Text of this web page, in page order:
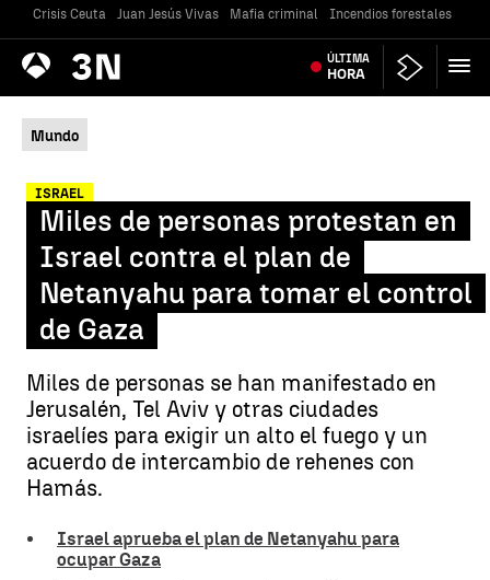
Crisis Ceuta Juan Jesús Vivas Mafia criminal Incendios forestales
Antena
3 Noticias ÚLTIMA
HORA
Mundo
ISRAEL
Miles de personas protestan en
Israel contra el plan de
Netanyahu para tomar el control
de Gaza
Miles de personas se han manifestado en
Jerusalén, Tel Aviv y otras ciudades
israelíes para exigir un alto el fuego y un
acuerdo de intercambio de rehenes con
Hamás.
Israel aprueba el plan de Netanyahu para
ocupar Gaza